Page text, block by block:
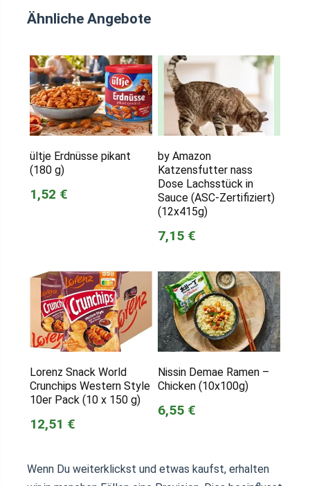
Ähnliche Angebote
ültje Erdnüsse pikant
(180 g)
1,52 €
by Amazon
Katzensfutter nass
Dose Lachsstück in
Sauce (ASC-Zertifiziert)
(12x415g)
7,15 €
Lorenz Snack World
Crunchips Western Style
10er Pack (10 x 150 g)
12,51 €
Nissin Demae Ramen –
Chicken (10x100g)
6,55 €
Wenn Du weiterklickst und etwas kaufst, erhalten